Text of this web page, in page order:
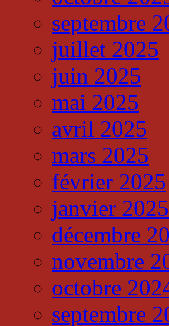
septembre
juillet 2025
juin 2025
mai 2025
avril 2025
mars 2025
février 2025
janvier 2025
décembre
novembre
octobre
septembre